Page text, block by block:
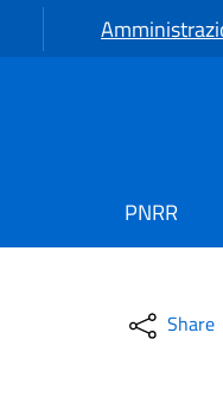
PNRR
Share